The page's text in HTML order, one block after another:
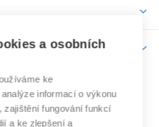
roku
studentů
učení
technické
a osobních
ke
informací o výkonu
zajištění fungování funkcí
a ke zlepšení a